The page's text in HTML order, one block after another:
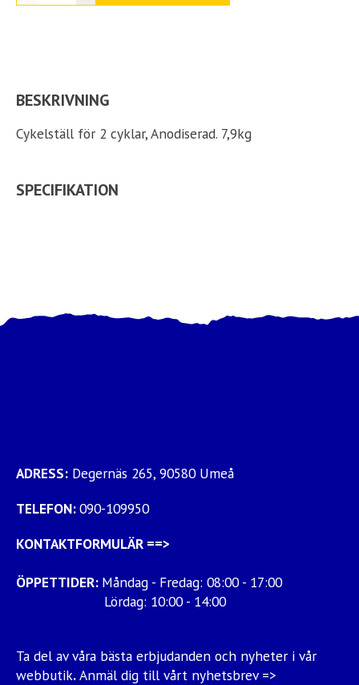
BESKRIVNING
Cykelställ för 2 cyklar, Anodiserad. 7,9kg
SPECIFIKATION
ADRESS: Degernäs 265, 90580 Umeå
TELEFON:090-109950
KONTAKTFORMULÄR ==>
ÖPPETTIDER: Måndag - Fredag: 08:00 - 17:00
Lördag: 10:00 - 14:00
Ta del av våra bästa erbjudanden och nyheter i vår
webbutik.Anmäl dig till vårt nyhetsbrev =>